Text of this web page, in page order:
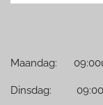
Maandag: 09:00u
Dinsdag: 09:00u